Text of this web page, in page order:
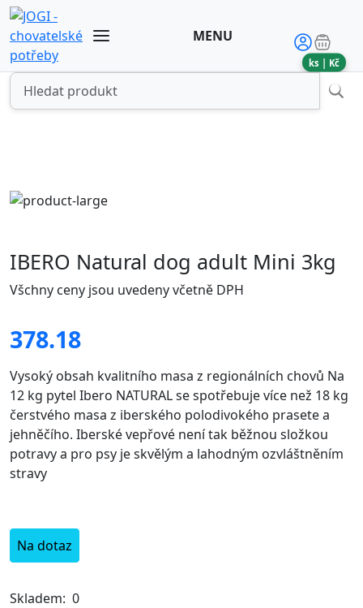
MENU
ks | Kč
IBERO Natural dog adult Mini 3kg
Všchny ceny jsou uvedeny včetně DPH
378.18
Vysoký obsah kvalitního masa z regionálních chovů Na
12 kg pytel Ibero NATURAL se spotřebuje více než 18 kg
čerstvého masa z iberského polodivokého prasete a
jehněčího. Iberské vepřové není tak běžnou složkou
potravy a pro psy je skvělým a lahodným ozvláštněním
stravy
Na dotaz
Skladem: 0